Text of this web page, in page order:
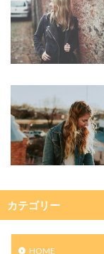
カテゴリー
HOME